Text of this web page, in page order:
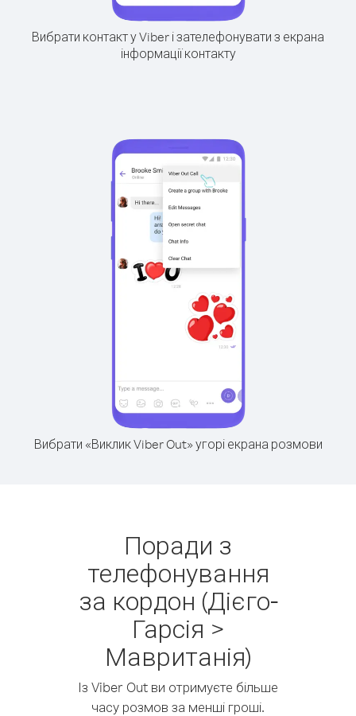
Вибрати контакт у Viber і зателефонувати з екрана
інформації контакту
Вибрати «Виклик Viber Out» угорі екрана розмови
Поради з
телефонування
за кордон (Дієго-
Гарсія >
Мавританія)
Із Viber Out ви отримуєте більше
часу розмов за менші гроші.